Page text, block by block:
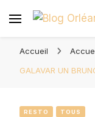
Accueil
GALAVAR UN
RESTO TOUS